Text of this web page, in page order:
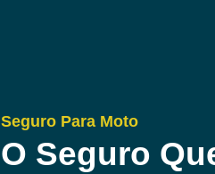
Seguro Para Moto
O Seguro